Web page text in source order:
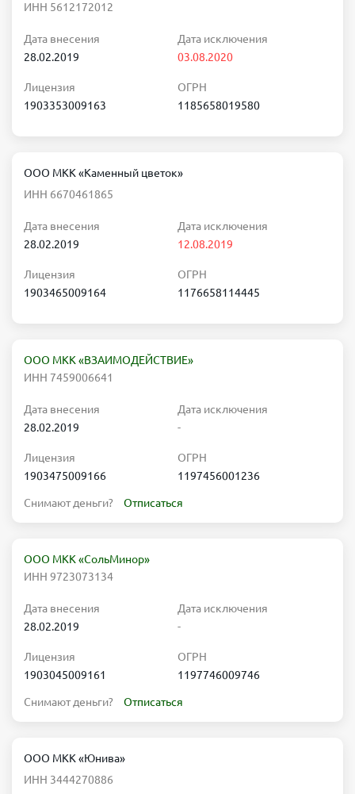
ИНН 5612172012
Дата внесения
28.02.2019
Дата исключения
03.08.2020
Лицензия
1903353009163
ОГРН
1185658019580
ООО МКК «Каменный цветок»
ИНН 6670461865
Дата внесения
28.02.2019
Дата исключения
12.08.2019
Лицензия
1903465009164
ОГРН
1176658114445
ООО МКК «ВЗАИМОДЕЙСТВИЕ»
ИНН 7459006641
Дата внесения
28.02.2019
Дата исключения
-
Лицензия
1903475009166
ОГРН
1197456001236
Снимают деньги? Отписаться
ООО МКК «СольМинор»
ИНН 9723073134
Дата внесения
28.02.2019
Дата исключения
-
Лицензия
1903045009161
ОГРН
1197746009746
Снимают деньги? Отписаться
ООО МКК «Юнива»
ИНН 3444270886